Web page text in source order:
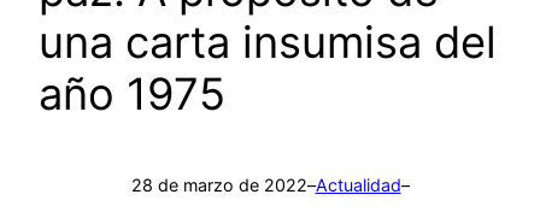
una carta insumisa del
año 1975
28 de marzo de 2022–Actualidad–